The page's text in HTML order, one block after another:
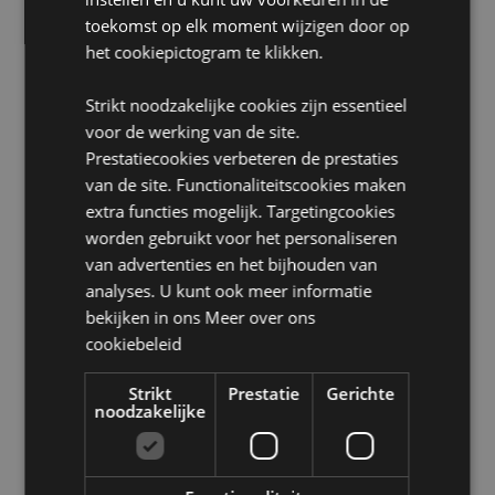
Geschikt voor bleken:Nee
Geschikt voor wasdroger:Nee
Geschikt voor strijken:Nee
Product Bron:
Zoekt u meer informatie over kopen bij Puckator?
Lees dan onze klanten informatie gids.
Product eigenschappen
informatie
Hoogte 10cm Breedte 9cm Diepte 2.5cm
0.035000
Nee
toekomst op elk moment wijzigen door op
het cookiepictogram te klikken.
Strikt noodzakelijke cookies zijn essentieel
voor de werking van de site.
Prestatiecookies verbeteren de prestaties
van de site. Functionaliteitscookies maken
extra functies mogelijk. Targetingcookies
worden gebruikt voor het personaliseren
van advertenties en het bijhouden van
analyses. U kunt ook meer informatie
bekijken in ons Meer over ons
cookiebeleid
Strikt
noodzakelijke
Prestatie Gerichte